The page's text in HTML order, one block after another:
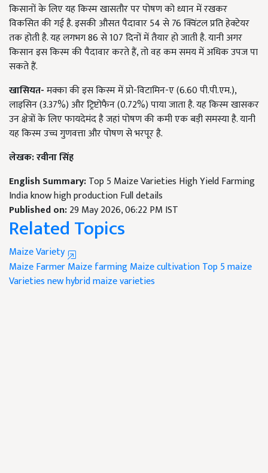
किसानों के लिए यह किस्म खासतौर पर पोषण को ध्यान में रखकर
विकसित की गई है. इसकी औसत पैदावार 54 से 76 क्विंटल प्रति हेक्टेयर
तक होती है. यह लगभग 86 से 107 दिनों में तैयार हो जाती है. यानी अगर
किसान इस किस्म की पैदावार करते हैं, तो वह कम समय में अधिक उपज पा
सकते हैं.
खासियत-मक्का कीइस किस्म में प्रो-विटामिन-ए (6.60 पी.पी.एम.),
लाइसिन (3.37%) और ट्रिप्टोफैन (0.72%) पाया जाता है. यह किस्म खासकर
उन क्षेत्रों के लिए फायदेमंद है जहां पोषण की कमी एक बड़ी समस्या है. यानी
यह किस्म उच्च गुणवत्ता और पोषण से भरपूर है.
लेखक: रवीना सिंह
English Summary:Top 5 Maize Varieties High Yield Farming
India know high production Full details
Published on:29 May 2026, 06:22 PM IST
Related Topics
Maize Variety
Maize FarmerMaize farmingMaize cultivationTop 5 maize
Varietiesnew hybrid maize varieties